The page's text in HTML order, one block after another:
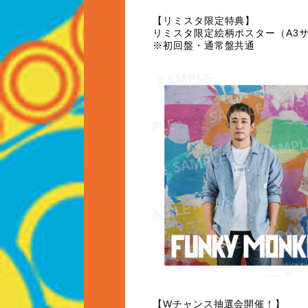
【 リミスタ限定特典】
リミスタ限定絵柄ポスター（A3
※初回盤・通常盤共通
【Wチャンス抽選会開催！ 】